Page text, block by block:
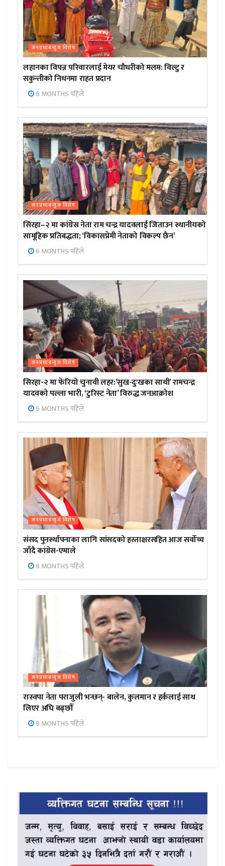
जनप्रभाबन्युज विशेष
लहानका विपन्न परिवारलाई मेयर चौधरीको मलम: विल्टु र
सकुन्तीको निधनमा राहत प्रदान
6 MONTHS पहिले
जनप्रभाबन्युज विशेष
सिरहा–२ मा कांग्रेस नेता राम चन्द्र यादवलाई जिताउन स्थानीयको
सामूहिक प्रतिबद्धता; ‘विकासप्रेमी नेताको विकल्प छैन’
6 MONTHS पहिले
जनप्रभाबन्युज विशेष
सिरहा-२ मा फेरियो चुनावी लहर:’सुख-दुःखका साथी’ रामचन्द्र
यादवको पल्ला भारी, ‘टुरिस्ट नेता’ विरुद्ध जनआक्रोश
6 MONTHS पहिले
जनप्रभाबन्युज विशेष
संसद पुनर्स्थापनाका लागि सांसदको हस्ताक्षरसहित आज सर्वोच्च
जाँदै कांग्रेस-एमाले
8 MONTHS पहिले
जनप्रभाबन्युज विशेष
रास्वपा नेता पराजुली भन्छन्- बालेन, कुलमान र हर्कलाई साथ
लिएर अघि बढ्छौँ
8 MONTHS पहिले